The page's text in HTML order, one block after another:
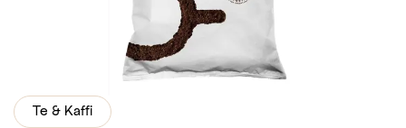
Te & Kaffi